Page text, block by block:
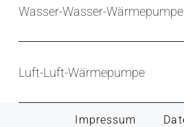
Wasser-Wasser-Wärmepumpe
Luft-Luft-Wärmepumpe
Impressum